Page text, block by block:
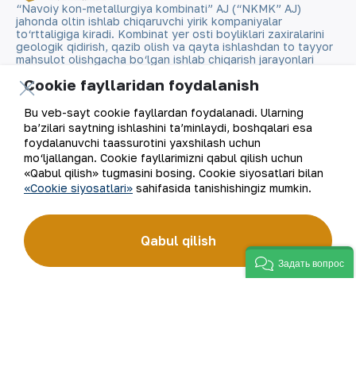
“Navoiy kon-metallurgiya kombinati” AJ (“NKMK” AJ)
jahonda oltin ishlab chiqaruvchi yirik kompaniyalar
to‘rttaligiga kiradi. Kombinat yer osti boyliklari zaxiralarini
geologik qidirish, qazib olish va qayta ishlashdan to tayyor
mahsulot olishgacha bo‘lgan ishlab chiqarish jarayonlari
AJning “999,9” soflikdagi oltin quymalari jahonning
qimmatbaho metallar bo‘yicha birjalarida O‘zbekistonning
brendiga aylandi.
Kompaniya haqida
Bizning faoliyatimiz
Barqaror rivojlanish
Investorlarga
Aloqalar
Sayt xaritasi
Cookie fayllaridan
foydalanish
Cookie fayllaridan foydalanish
Bu veb-sayt cookie fayllardan foydalanadi. Ularning
ba’zilari saytning ishlashini ta’minlaydi, boshqalari esa
foydalanuvchi taassurotini yaxshilash uchun
mo‘ljallangan. Cookie fayllarimizni qabul qilish uchun
«Qabul qilish» tugmasini bosing. Cookie siyosatlari bilan
«Cookie siyosatlari» sahifasida tanishishingiz mumkin.
Qabul qilish
Задать вопрос